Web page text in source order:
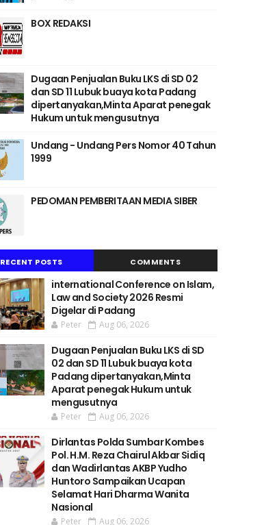
BOX REDAKSI
Dugaan Penjualan Buku LKS di SD 02
dan SD 11 Lubuk buaya kota Padang
dipertanyakan,Minta Aparat penegak
Hukum untuk mengusutnya
Undang - Undang Pers Nomor 40 Tahun
1999
PEDOMAN PEMBERITAAN MEDIA SIBER
RECENT POSTS COMMENTS
international Conference on Islam,
Law and Society 2026 Resmi
Digelar di Padang
Peter Aug 06, 2026
Dugaan Penjualan Buku LKS di SD
02 dan SD 11 Lubuk buaya kota
Padang dipertanyakan,Minta
Aparat penegak Hukum untuk
mengusutnya
Peter Aug 06, 2026
Dirlantas Polda Sumbar Kombes
Pol. H.M. Reza Chairul Akbar Sidiq
dan Wadirlantas AKBP Yudho
Huntoro Sampaikan Ucapan
Selamat Hari Dharma Wanita
Nasional
Peter Aug 06, 2026